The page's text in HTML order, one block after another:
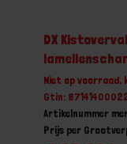
DX
Niet op voorraad,
Gtin:
Artikelnummer
Prijs per